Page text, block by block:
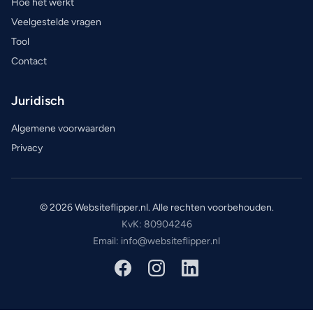
Hoe het werkt
Veelgestelde vragen
Tool
Contact
Juridisch
Algemene voorwaarden
Privacy
© 2026 Websiteflipper.nl. Alle rechten voorbehouden.
KvK: 80904246
Email: info@websiteflipper.nl
FacebookInstagramLinkedIn